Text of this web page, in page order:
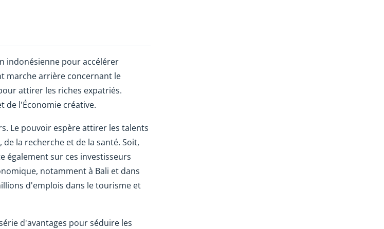
indonésienne pour accélérer
marche arrière concernant le
attirer les riches expatriés.
de l'Économie créative.
Le pouvoir espère attirer les talents
la recherche et de la santé. Soit,
également sur ces investisseurs
notamment à Bali et dans
d'emplois dans le tourisme et
d'avantages pour séduire les